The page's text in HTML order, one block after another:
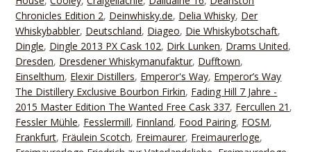
Chronicles Edition 2, Deinwhisky.de, Delia Whisky, Der
Whiskybabbler, Deutschland, Diageo, Die Whiskybotschaft,
Dingle, Dingle 2013 PX Cask 102, Dirk Lunken, Drams United,
Dresden, Dresdener Whiskymanufaktur, Dufftown,
Einselthum, Elexir Distillers, Emperor's Way, Emperor’s Way
The Distillery Exclusive Bourbon Firkin, Fading Hill 7 Jahre -
2015 Master Edition The Wanted Free Cask 337, Fercullen 21 ,
Fessler Mühle, Fesslermill, Finnland, Food Pairing, FOSM,
Frankfurt, Fräulein Scotch, Freimaurer, Freimaurerloge,